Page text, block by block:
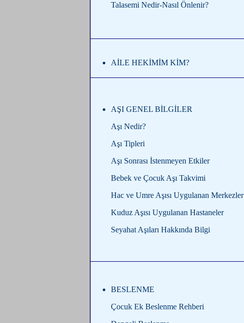
Talasemi Nedir-Nasıl Önlenir?
AİLE HEKİMİM KİM?
AŞI GENEL BİLGİLER
Aşı Nedir?
Aşı Tipleri
Aşı Sonrası İstenmeyen Etkiler
Bebek ve Çocuk Aşı Takvimi
Hac ve Umre Aşısı Uygulanan Merkezler
Kuduz Aşısı Uygulanan Hastaneler
Seyahat Aşıları Hakkında Bilgi
BESLENME
Çocuk Ek Beslenme Rehberi